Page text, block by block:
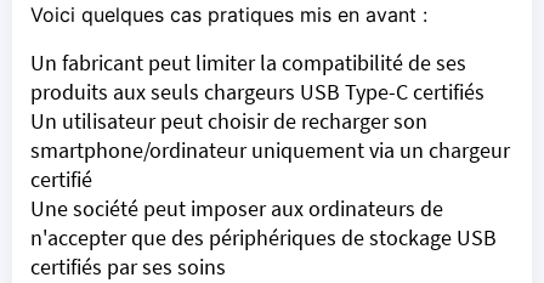
Voici quelques cas pratiques mis en avant :
Un fabricant peut limiter la compatibilité de ses
produits aux seuls chargeurs USB Type-C certifiés
Un utilisateur peut choisir de recharger son
smartphone/ordinateur uniquement via un chargeur
certifié
Une société peut imposer aux ordinateurs de
n'accepter que des périphériques de stockage USB
certifiés par ses soins